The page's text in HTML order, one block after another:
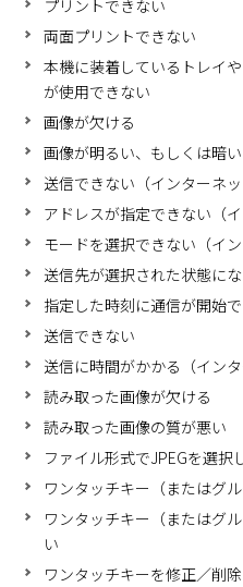
プリントできない
両面プリントできない
本機に装着しているトレイ
が使用できない
画像が欠ける
画像が明るい、もしくは暗い
送信できない（インターネッ
アドレスが指定できない（イ
モードを選択できない（イン
送信先が選択された状態に
指定した時刻に通信が開始
送信できない
送信に時間がかかる（インタ
読み取った画像が欠ける
読み取った画像の質が悪い
ファイル形式でJPEGを選択
ワンタッチキー（またはグ
ワンタッチキー（またはグ
い
ワンタッチキーを修正／削